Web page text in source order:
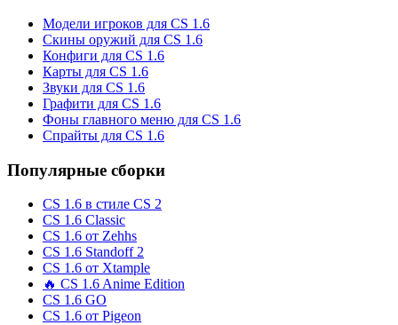
Модели игроков для CS 1.6
Скины оружий для CS 1.6
Конфиги для CS 1.6
Карты для CS 1.6
Звуки для CS 1.6
Графити для CS 1.6
Фоны главного меню для CS 1.6
Спрайты для CS 1.6
Популярные сборки
CS 1.6 в стиле CS 2
CS 1.6 Classic
CS 1.6 от Zehhs
CS 1.6 Standoff 2
CS 1.6 от Xtample
🔥 CS 1.6 Anime Edition
CS 1.6 GO
CS 1.6 от Pigeon